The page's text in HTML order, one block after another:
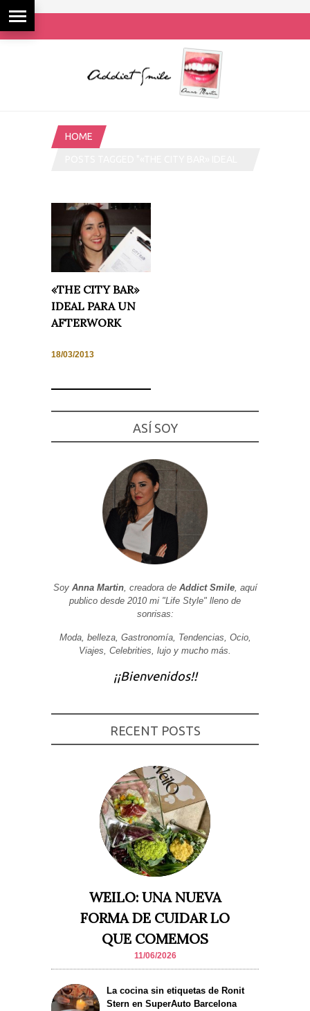
HOME
«THE CITY BAR»
IDEAL PARA UN
AFTERWORK
18/03/2013
ASÍ SOY
Soy Anna Martin, creadora de Addict Smile, aquí
publico desde 2010 mi "Life Style" lleno de
sonrisas:
Moda, belleza, Gastronomía, Tendencias, Ocio,
Viajes, Celebrities, lujo y mucho más.
¡¡Bienvenidos!!
RECENT POSTS
WEILO: UNA NUEVA
FORMA DE CUIDAR LO
QUE COMEMOS
11/06/2026
La cocina sin etiquetas de Ronit
Stern en SuperAuto Barcelona
se usa la
Experiencia